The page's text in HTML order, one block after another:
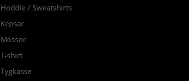
Hoddie / Sweatshirts
Kepsar
Mössor
T-shirt
Tygkasse